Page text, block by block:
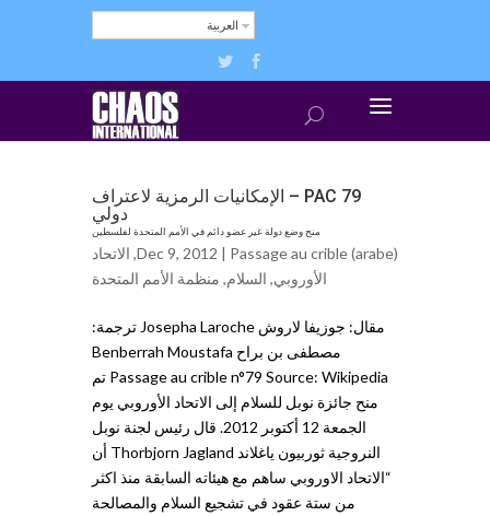
العربية
PAC 79 – الإمكانيات الرمزية لاعتراف
دولي
منح وضع دولة غير عضو دائم في الأمم المتحدة لفلسطين
Dec 9, 2012 | Passage au crible (arabe)
, الاتحاد
الأوروبي, السلام, منظمة الأمم المتحدة
مقال: جوزيفا لاروش Josepha Laroche ترجمة:
مصطفى بن براح Benberrah Moustafa
Passage au crible n°79 Source: Wikipedia تم
منح جائزة نوبل للسلام إلى الاتحاد الأوروبي يوم
الجمعة 12 أكتوبر 2012. قال رئيس لجنة نوبل
النروجية ثوربيون ياغلاند Thorbjorn Jagland أن
“الاتحاد الاوروبي ساهم مع هيئاته السابقة منذ اكثر
من ستة عقود في تشجيع السلام والمصالحة